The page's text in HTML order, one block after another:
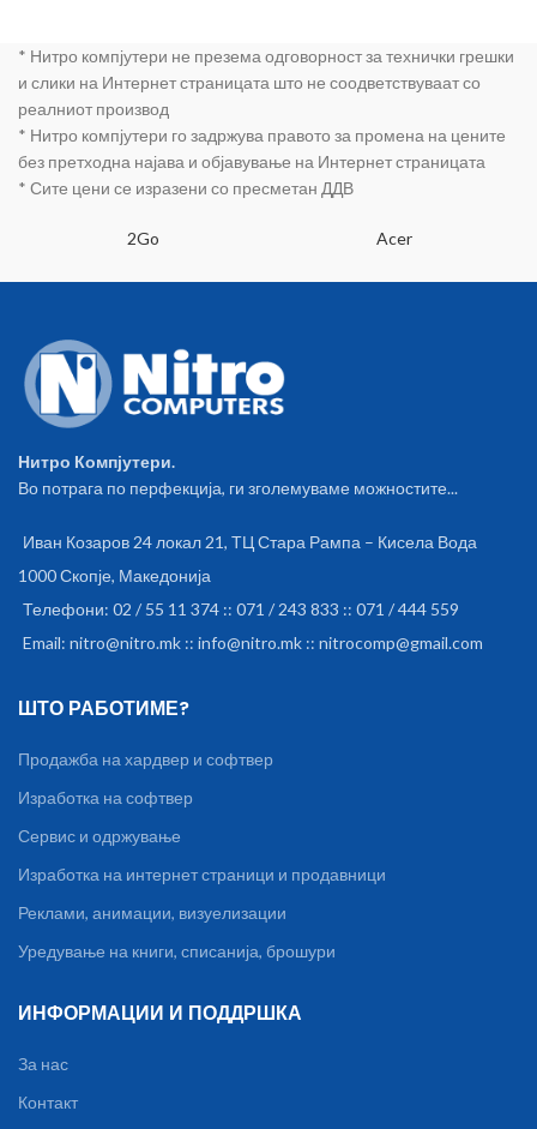
Memory 64GB ROM Memory
Hardware decoding to 4K/2K
Remote controller Black color
* Нитро компјутери не презема одговорност за технички грешки
и слики на Интернет страницата што не соодветствуваат со
реалниот производ
* Нитро компјутери го задржува правото за промена на цените
без претходна најава и објавување на Интернет страницата
* Сите цени се изразени со пресметан ДДВ
2Go Acer
Нитро Компјутери.
Во потрага по перфекција, ги зголемуваме можностите...
Иван Козаров 24 локал 21, ТЦ Стара Рампа – Кисела Вода
1000 Скопје, Македонија
Телефони: 02 / 55 11 374 :: 071 / 243 833 :: 071 / 444 559
Email: nitro@nitro.mk :: info@nitro.mk :: nitrocomp@gmail.com
ШТО РАБОТИМЕ?
Продажба на хардвер и софтвер
Изработка на софтвер
Сервис и одржување
Изработка на интернет страници и продавници
Реклами, анимации, визуелизации
Уредување на книги, списанија, брошури
ИНФОРМАЦИИ И ПОДДРШКА
За нас
Контакт